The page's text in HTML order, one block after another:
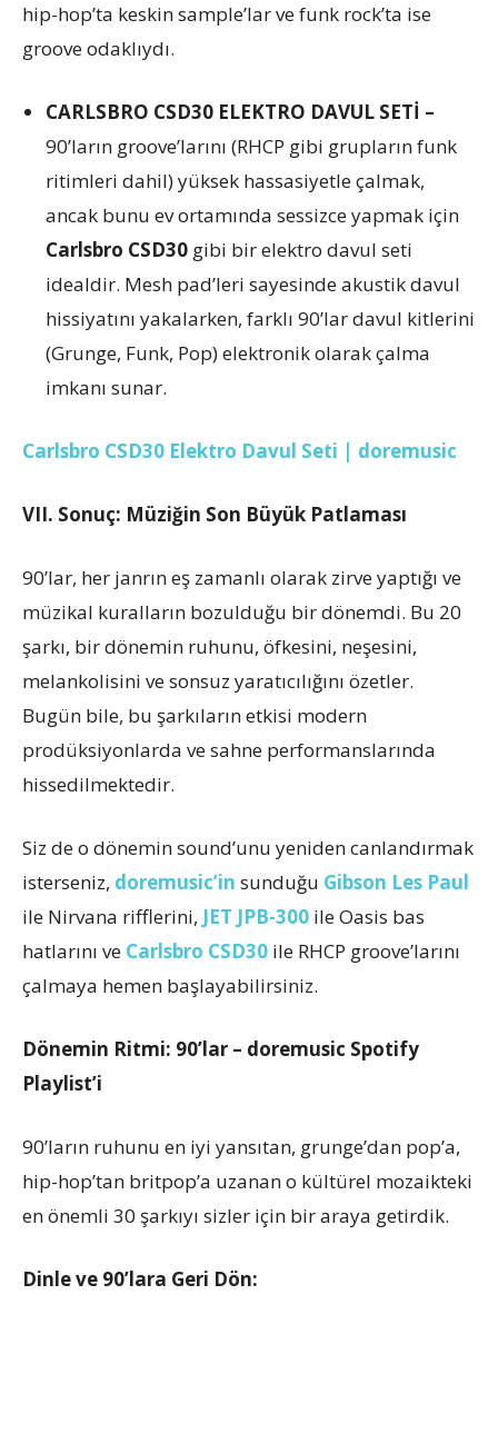
hip-hop’ta keskin sample’lar ve funk rock’ta ise
groove odaklıydı.
CARLSBRO CSD30 ELEKTRO DAVUL SETİ –
90’ların groove’larını (RHCP gibi grupların funk
ritimleri dahil) yüksek hassasiyetle çalmak,
ancak bunu ev ortamında sessizce yapmak için
Carlsbro CSD30 gibi bir elektro davul seti
idealdir. Mesh pad’leri sayesinde akustik davul
hissiyatını yakalarken, farklı 90’lar davul kitlerini
(Grunge, Funk, Pop) elektronik olarak çalma
imkanı sunar.
Carlsbro CSD30 Elektro Davul Seti | doremusic
VII. Sonuç: Müziğin Son Büyük Patlaması
90’lar, her janrın eş zamanlı olarak zirve yaptığı ve
müzikal kuralların bozulduğu bir dönemdi. Bu 20
şarkı, bir dönemin ruhunu, öfkesini, neşesini,
melankolisini ve sonsuz yaratıcılığını özetler.
Bugün bile, bu şarkıların etkisi modern
prodüksiyonlarda ve sahne performanslarında
hissedilmektedir.
Siz de o dönemin sound’unu yeniden canlandırmak
isterseniz, doremusic’in sunduğu Gibson Les Paul
ile Nirvana rifflerini, JET JPB-300 ile Oasis bas
hatlarını ve Carlsbro CSD30 ile RHCP groove’larını
çalmaya hemen başlayabilirsiniz.
Dönemin Ritmi: 90’lar – doremusic Spotify
Playlist’i
90’ların ruhunu en iyi yansıtan, grunge’dan pop’a,
hip-hop’tan britpop’a uzanan o kültürel mozaikteki
en önemli 30 şarkıyı sizler için bir araya getirdik.
Dinle ve 90’lara Geri Dön: